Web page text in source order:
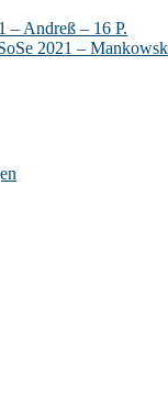
– Andreß – 16 P.
2021 –